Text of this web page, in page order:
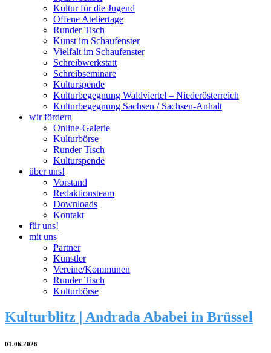
Kultur für die Jugend
Offene Ateliertage
Runder Tisch
Kunst im Schaufenster
Vielfalt im Schaufenster
Schreibwerkstatt
Schreibseminare
Kulturspende
Kulturbegegnung Waldviertel – Niederösterreich
Kulturbegegnung Sachsen / Sachsen-Anhalt
wir fördern
Online-Galerie
Kulturbörse
Runder Tisch
Kulturspende
über uns!
Vorstand
Redaktionsteam
Downloads
Kontakt
für uns!
mit uns
Partner
Künstler
Vereine/Kommunen
Runder Tisch
Kulturbörse
Kulturblitz | Andrada Ababei in Brüssel
01.06.2026